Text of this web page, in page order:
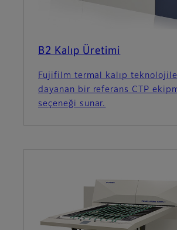
B2 Kalıp Üretimi
Fujifilm termal kalıp
dayanan bir referans CTP
seçeneği sunar.